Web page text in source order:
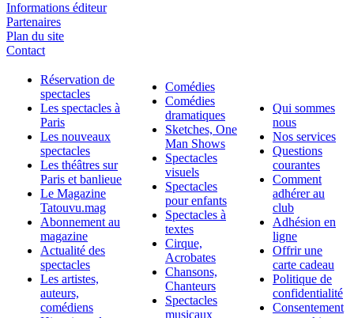
Informations éditeur
Partenaires
Plan du site
Contact
Réservation de
spectacles
Les spectacles à
Paris
Les nouveaux
spectacles
Les théâtres sur
Paris et banlieue
Le Magazine
Tatouvu.mag
Abonnement au
magazine
Actualité des
spectacles
Les artistes,
auteurs,
comédiens
Comédies
Comédies
dramatiques
Sketches, One
Man Shows
Spectacles
visuels
Spectacles
pour enfants
Spectacles à
textes
Cirque,
Acrobates
Chansons,
Chanteurs
Spectacles
musicaux
Qui sommes
nous
Nos services
Questions
courantes
Comment
adhérer au
club
Adhésion en
ligne
Offrir une
carte cadeau
Politique de
confidentialité
Consentement